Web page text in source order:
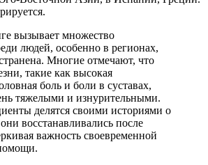
вызывает множество
людей, особенно в регионах,
Многие отмечают, что
такие как высокая
боль и боли в суставах,
тяжелыми и изнурительными.
делятся своими историями о
восстанавливались после
важность своевременной